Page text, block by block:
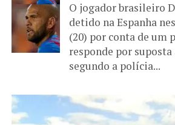
O jogador brasileiro
detido na Espanha
(20) por conta de um
responde por suposta
segundo a polícia...